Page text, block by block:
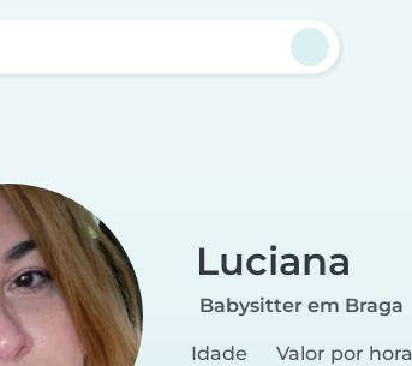
Luciana
Babysitter em Braga
Idade
Valor por hora